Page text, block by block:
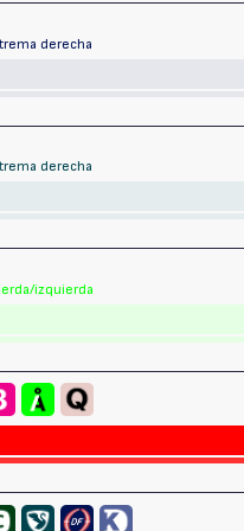
derecha
derecha
izquierda